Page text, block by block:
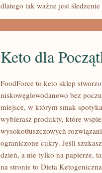
dlatego tak ważne jest śledzenie
Keto dla
FoodForce to keto sklep
niskowęglowodanowo bez
miejsce, w którym smak
wybierasz produkty, które
wysokotłuszczowych
ograniczone cukry. Jeśli
dzień, a nie tylko na papierze,
na stronie to Dieta